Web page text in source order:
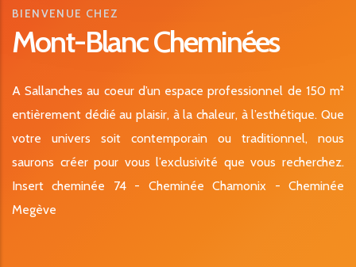
BIENVENUE CHEZ
Mont-Blanc Cheminées
A Sallanches au coeur d’un espace professionnel de 150 m²
entièrement dédié au plaisir, à la chaleur, à l’esthétique. Que
votre univers soit contemporain ou traditionnel, nous
saurons créer pour vous l’exclusivité que vous recherchez.
Insert cheminée 74 - Cheminée Chamonix - Cheminée
Megève